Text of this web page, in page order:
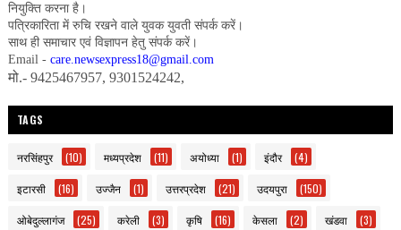
नियुक्ति करना है।
पत्रिकारिता में रुचि रखने वाले युवक युवती संपर्क करें।
साथ ही समाचार एवं विज्ञापन हेतु संपर्क करें।
Email - care.newsexpress18@gmail.com
मो.- 9425467957, 9301524242,
TAGS
नरसिंहपुर (10) मध्यप्रदेश (11) अयोध्या (1) इंदौर (4)
इटारसी (16) उज्जैन (1) उत्तरप्रदेश (21) उदयपुरा (150)
ओबेदुल्लागंज (25) करेली (3) कृषि (16) केसला (2) खंडवा (3)